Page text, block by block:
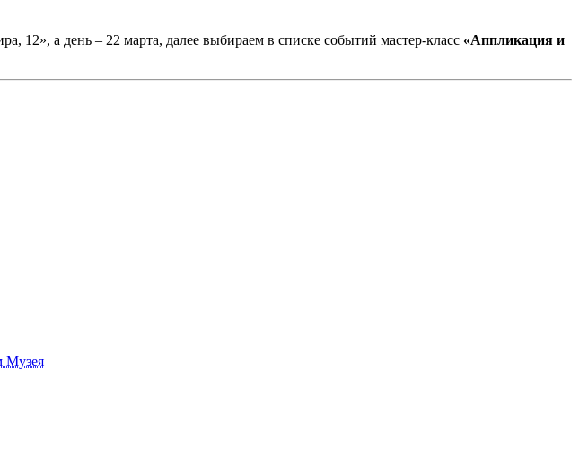
12», а день – 22 марта, далее выбираем в списке событий мастер-класс «Аппликация и
Музея